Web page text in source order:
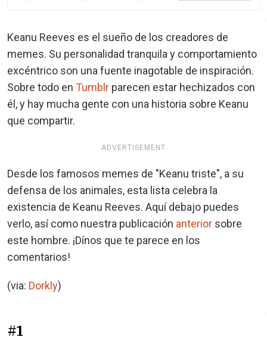
Keanu Reeves es el sueño de los creadores de
memes. Su personalidad tranquila y comportamiento
excéntrico son una fuente inagotable de inspiración.
Sobre todo en Tumblr parecen estar hechizados con
él, y hay mucha gente con una historia sobre Keanu
que compartir.
ADVERTISEMENT
Desde los famosos memes de "Keanu triste", a su
defensa de los animales, esta lista celebra la
existencia de Keanu Reeves. Aquí debajo puedes
verlo, así como nuestra publicación anterior sobre
este hombre. ¡Dínos que te parece en los
comentarios!
(via: Dorkly)
#1